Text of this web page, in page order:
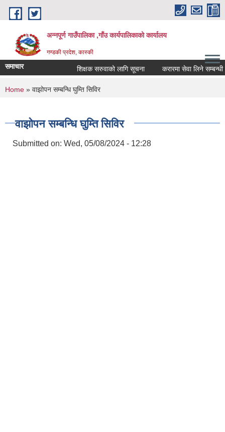
Skip to main content
अन्नपूर्ण गाउँपालिका ,गाँउ कार्यपालिकाको कार्यालय
गण्डकी प्रदेश, कास्की
समाचार शिक्षक सरुवाको लागि सूचना करारमा सेवा लिने सम्बन्धी
You are here
Home » वाझोपन सम्बन्धि घुम्ति सिविर
वाझोपन सम्बन्धि घुम्ति सिविर
Submitted on: Wed, 05/08/2024 - 12:28